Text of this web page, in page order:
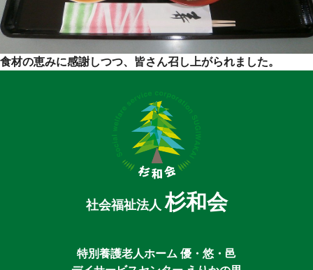
食材の恵みに感謝しつつ、皆さん召し上がられました。
社会福祉法人杉和会
特別養護老人ホーム 優・悠・邑